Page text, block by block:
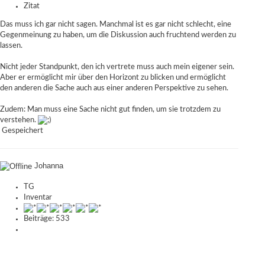
Zitat
Das muss ich gar nicht sagen. Manchmal ist es gar nicht schlecht, eine
Gegenmeinung zu haben, um die Diskussion auch fruchtend werden zu
lassen.
Nicht jeder Standpunkt, den ich vertrete muss auch mein eigener sein.
Aber er ermöglicht mir über den Horizont zu blicken und ermöglicht
den anderen die Sache auch aus einer anderen Perspektive zu sehen.
Zudem: Man muss eine Sache nicht gut finden, um sie trotzdem zu
verstehen.
Gespeichert
Johanna
TG
Inventar
Beiträge: 533